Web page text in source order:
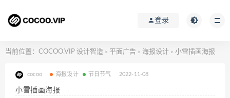
登录
当前位置： COCOO.VIP 设计智造 > 平面广告 > 海报设计 > 小雪插画海报
cocoo 海报设计 节日节气 2022-11-08
小雪插画海报